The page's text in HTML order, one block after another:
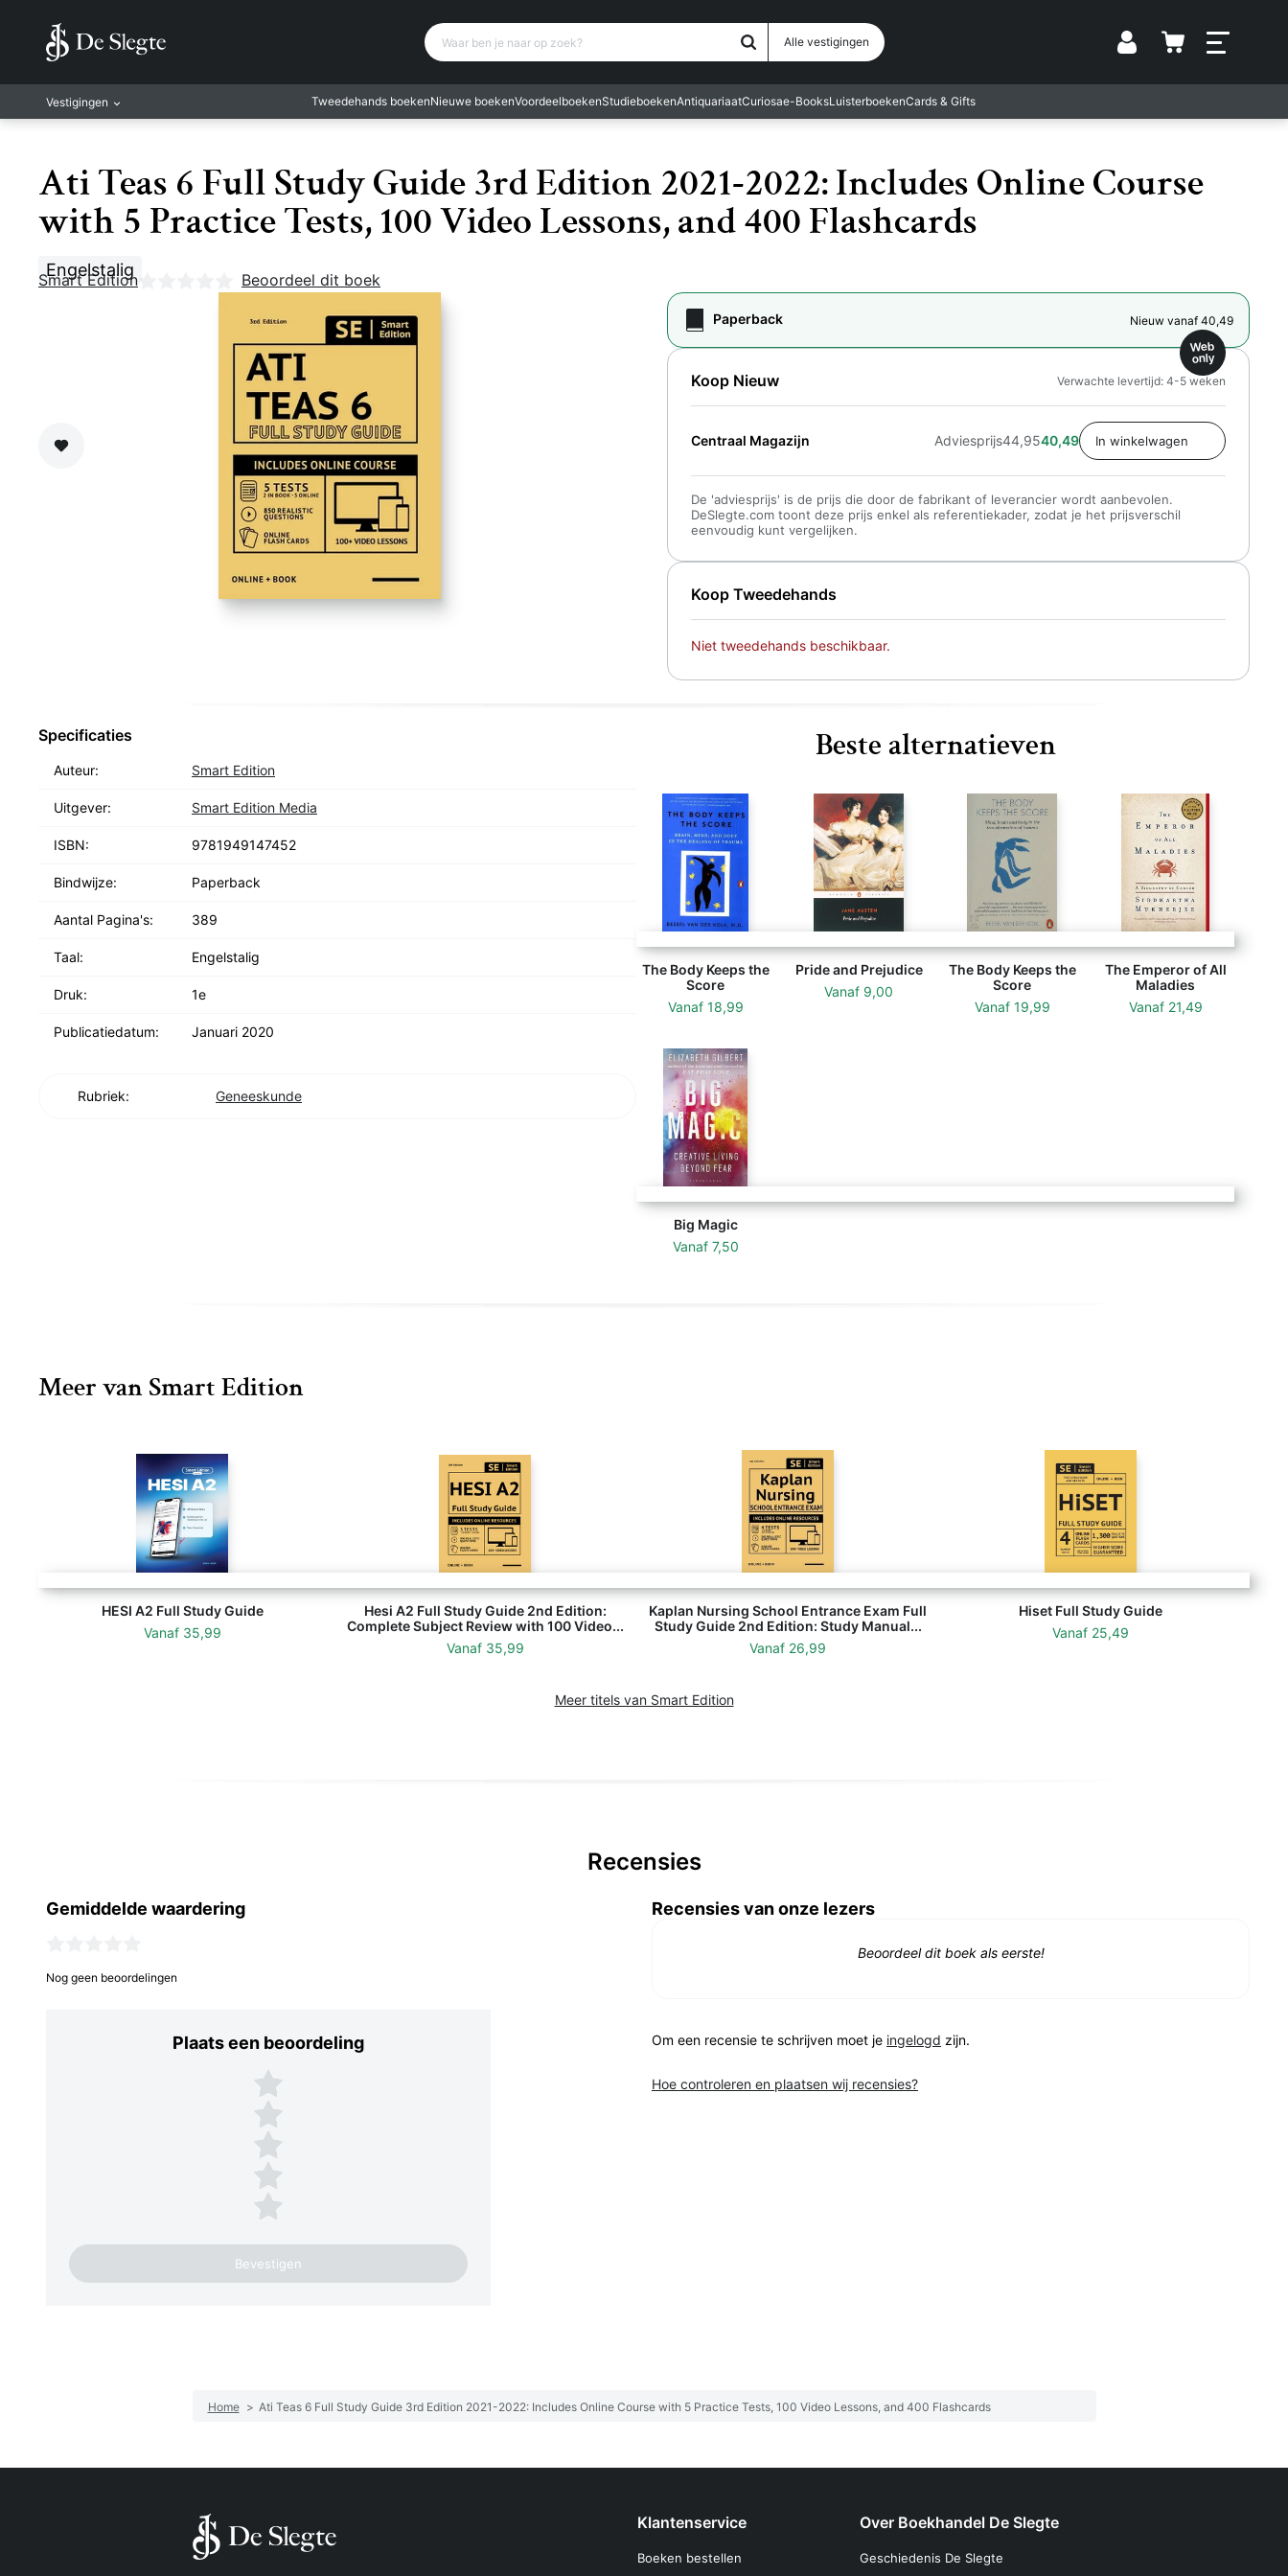
Alle vestigingen Vestiging
Waar ben je naar op zoek?
Tweedehands boekenNieuwe boekenVoordeelboekenStudieboekenAntiquariaatCuriosae-BooksLuisterboekenCards & Gifts
Vestigingen
Rotterdam
Leiden
Antwerpen-Kapel
Gent
Ati Teas 6 Full Study Guide 3rd Edition 2021-2022: Includes Online Course
with 5 Practice Tests, 100 Video Lessons, and 400 Flashcards
Engelstalig
Smart EditionNog geen beoordelingen
Beoordeel dit boek
Paperback Nieuw vanaf 40,49
Koop Tweedehands
Niet tweedehands beschikbaar.
Koop Nieuw
Web
only
Centraal Magazijn Adviesprijs44,9540,49
De 'adviesprijs' is de prijs die door de fabrikant of leverancier wordt aanbevolen.
DeSlegte.com toont deze prijs enkel als referentiekader, zodat je het prijsverschil
eenvoudig kunt vergelijken.
Verwachte levertijd: 4-5 weken
Beste alternatieven
The Body Keeps the
Score
Vanaf 18,99
Pride and Prejudice
Vanaf 9,00
The Body Keeps the
Score
Vanaf 19,99
The Emperor of All
Maladies
Vanaf 21,49
Big Magic
Vanaf 7,50
Specificaties
Auteur: Smart Edition
Uitgever: Smart Edition Media
ISBN: 9781949147452
Bindwijze: Paperback
Aantal Pagina's: 389
Taal: Engelstalig
Druk: 1e
Publicatiedatum: Januari 2020
Rubriek: Geneeskunde
Meer van Smart Edition
HESI A2 Full Study Guide
Vanaf 35,99
Hesi A2 Full Study Guide 2nd Edition:
Complete Subject Review with 100 Video...
Vanaf 35,99
Kaplan Nursing School Entrance Exam Full
Study Guide 2nd Edition: Study Manual...
Vanaf 26,99
Hiset Full Study Guide
Vanaf 25,49
Meer titels van Smart Edition
Recensies
Gemiddelde waardering
Nog geen beoordelingen
Plaats een beoordeling
Plaats een beoordeling
5 sterren
4 sterren
3 sterren
2 sterren
1 ster
Recensies van onze lezers
Beoordeel dit boek als eerste!
Om een recensie te schrijven moet je ingelogd zijn.
Hoe controleren en plaatsen wij recensies?
Home > Ati Teas 6 Full Study Guide 3rd Edition 2021-2022: Includes Online Course with 5 Practice Tests, 100 Video Lessons, and 400 Flashcards
Klantenservice
Boeken bestellen
Over Boekhandel De Slegte
Geschiedenis De Slegte